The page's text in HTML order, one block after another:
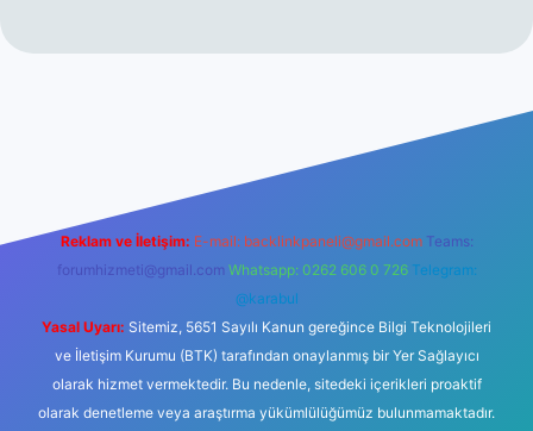
Reklam ve İletişim: E-mail: backlinkpaneli@gmail.com Teams:
forumhizmeti@gmail.com Whatsapp: 0262 606 0 726 Telegram:
@karabul
Yasal Uyarı: Sitemiz, 5651 Sayılı Kanun gereğince Bilgi Teknolojileri
ve İletişim Kurumu (BTK) tarafından onaylanmış bir Yer Sağlayıcı
olarak hizmet vermektedir. Bu nedenle, sitedeki içerikleri proaktif
olarak denetleme veya araştırma yükümlülüğümüz bulunmamaktadır.